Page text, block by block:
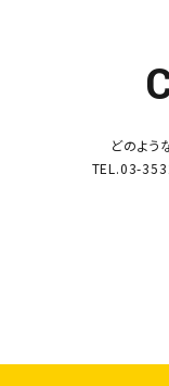
どのよう
TEL.03-